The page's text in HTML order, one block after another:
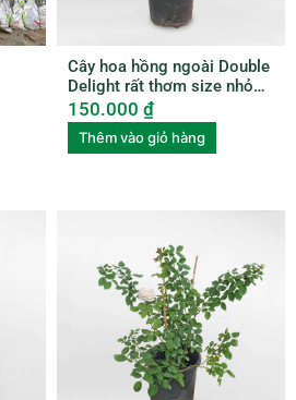
Cây hoa hồng ngoài Double
Delight rất thơm size nhỏ
ROSE007
150.000 ₫
Thêm vào giỏ hàng